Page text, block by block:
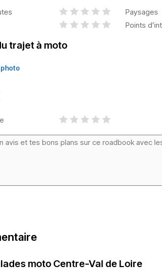
Paysages
Points
trajet à moto
moto Centre-Val de Loire